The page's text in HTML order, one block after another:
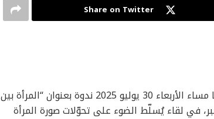
Share on Twitter
ضمن فعالياتها الثقافية المستمرة، تقيم جمعية السينما مساء الأربعاء 30 يوليو 2025 ندوة بعنوان “المرأة بين
في لقاء يُسلّط الضوء على تحوّلات صورة المرأة